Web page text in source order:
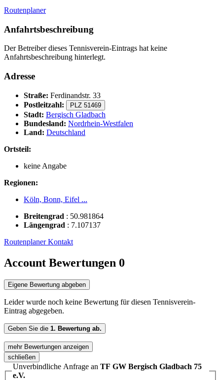
Routenplaner
Anfahrtsbeschreibung
Der Betreiber dieses Tennisverein-Eintrags hat keine
Anfahrtsbeschreibung hinterlegt.
Adresse
Straße: Ferdinandstr. 33
Postleitzahl:
PLZ 51469
Stadt: Bergisch Gladbach
Bundesland: Nordrhein-Westfalen
Land: Deutschland
Ortsteil:
keine Angabe
Regionen:
Köln, Bonn, Eifel ...
Breitengrad : 50.981864
Längengrad : 7.107137
RoutenplanerKontakt
Account Bewertungen 0
Eigene Bewertung abgeben
Leider wurde noch keine Bewertung für diesen Tennisverein-
Eintrag abgegeben.
Geben Sie die 1. Bewertung ab.
mehr Bewertungen anzeigen
schließen
Unverbindliche Anfrage an TF GW Bergisch Gladbach 75
e.V.